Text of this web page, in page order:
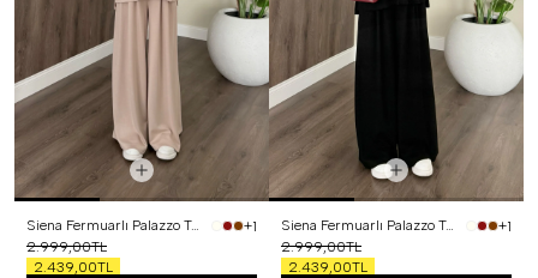
Siena Fermuarlı Palazzo Takım Bej
+1
2.999,00TL
2.439,00TL
Siena Fermuarlı Palazzo Takım Siyah
+1
2.999,00TL
2.439,00TL